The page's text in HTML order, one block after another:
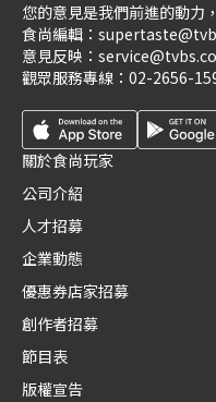
您的意見是我們前進的動力
食尚編輯：
意見反映：
觀眾服務專線： 02-2656-
關於食尚玩家
公司介紹
人才招募
企業動態
優惠券店家招募
創作者招募
節目表
版權宣告